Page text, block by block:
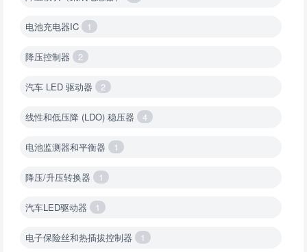
电池充电器IC 1
降压控制器 2
汽车 LED 驱动器 2
线性和低压降 (LDO) 稳压器 4
电池监测器和平衡器 1
降压/升压转换器 1
汽车LED驱动器 1
电子保险丝和热插拔控制器 1